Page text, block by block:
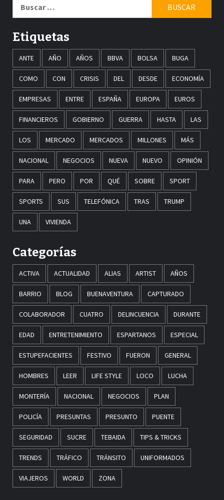
Etiquetas
ANTE AÑO AÑOS BBVA BOLSA BUGA
COMO CON CRISIS DEL DESDE ECONOMÍA
EMPRESAS ENTRE ESPAÑA EUROPA EUROS
FINANCIEROS GOBIERNO GUERRA HASTA LAS
LOS MERCADO MERCADOS MILLONES MÁS
NACIONAL NEGOCIOS NUEVA NUEVO OPINIÓN
PARA PERO POR QUÉ SOBRE SPORT
SPORTS SUS TELEFÓNICA TRAS TRUMP
UNA VIVIENDA
Categorías
ACTIVA ACTUALIDAD ALIAS ARTIST AÑOS
BARRIO BLOG BUENAVENTURA CAPTURADO
COLABORADOR CUATRO DELINCUENCIA DURANTE
EDAD ENTRETENIMIENTO ESPARTANOS ESPECIAL
ESTUPEFACIENTES FESTIVO FUERON GENERAL
HOMBRES LEER LIFE STYLE LOCO LUCHA
MONTERÍA NACIONAL NEGOCIOS PLAN
POLICÍA PRESUNTAS PRESUNTO PUENTE
SEGURIDAD SUCRE TEBAIDA TIPS & TRICKS
TRENDS TRÁFICO TRÁNSITO UNIFORMADOS
VIAJEROS WORLD ZONA